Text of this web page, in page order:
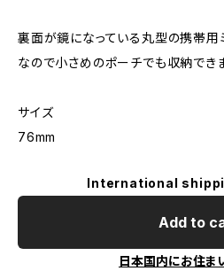
裏面が鏡になっている丸型の携帯用
なので小さめのポーチでも収納できま
サイズ
76mm
International
Add to
日本国内にお住ま